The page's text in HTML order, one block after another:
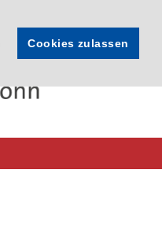
Cookies zulassen